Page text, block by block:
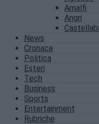
Amalfi
Angri
News
Cronaca
Politica
Esteri
Tech
Business
Sports
Entertainment
Rubriche